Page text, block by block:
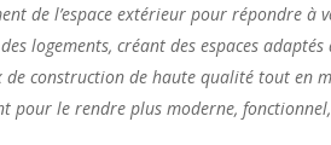
de l’espace extérieur pour répondre à
logements, créant des espaces
de construction de haute qualité tout en
pour le rendre plus moderne,